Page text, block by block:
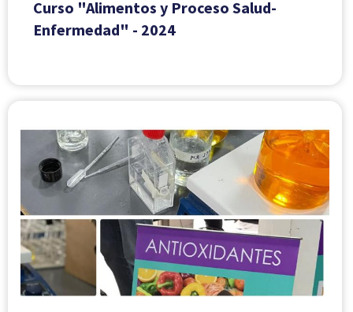
Curso "Alimentos y Proceso Salud-
Enfermedad" - 2024